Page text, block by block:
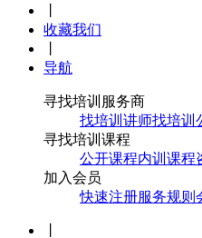
收藏我们
导航
寻找培训服务商
找培训讲师找培训
寻找培训课程
公开课程内训课程
加入会员
快速注册服务规则